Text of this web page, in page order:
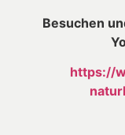
Besuchen
https://